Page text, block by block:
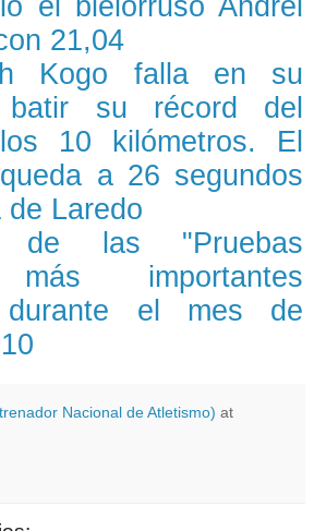
el bielorruso Andrei
21,04
Kogo falla en su
su récord del
10 kilómetros. El
a 26 segundos
de Laredo
de las "Pruebas
importantes
durante el mes de
Nacional de Atletismo) at